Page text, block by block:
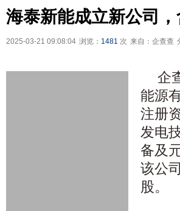
海泰新能成立新公司
2025-03-21 09:08:04 浏览： 1481 次 来自：企查查
企
能源
注册
发电
备及
该公
股。